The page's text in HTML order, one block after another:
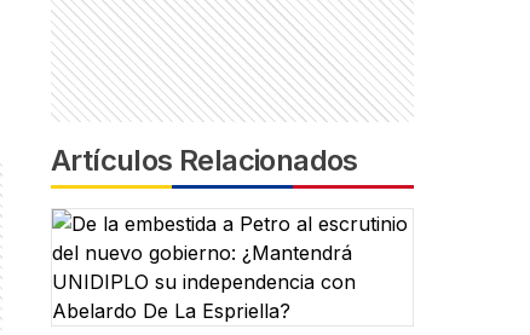
Artículos Relacionados